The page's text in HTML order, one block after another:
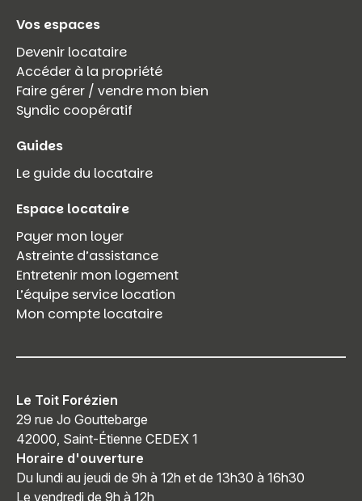
Vos espaces
Devenir locataire
Accéder à la propriété
Faire gérer / vendre mon bien
Syndic coopératif
Guides
Le guide du locataire
Espace locataire
Payer mon loyer
Astreinte d’assistance
Entretenir mon logement
L’équipe service location
Mon compte locataire
Le Toit Forézien
29 rue Jo Gouttebarge
42000, Saint-Étienne CEDEX 1
Horaire d'ouverture
Du lundi au jeudi de 9h à 12h et de 13h30 à 16h30
Le vendredi de 9h à 12h